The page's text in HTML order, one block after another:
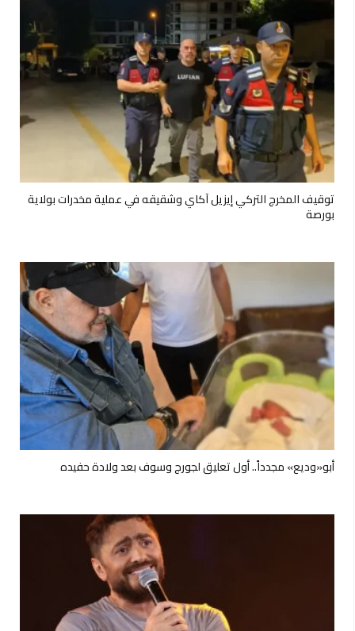
توقيف المخرج التركي إيزيل آكاي وشقيقه في عملية مخدرات بولاية
بورصة
أبو«وديع» مجدداً.. أول تعليق لجورج وسوف بعد ولادة حفيده